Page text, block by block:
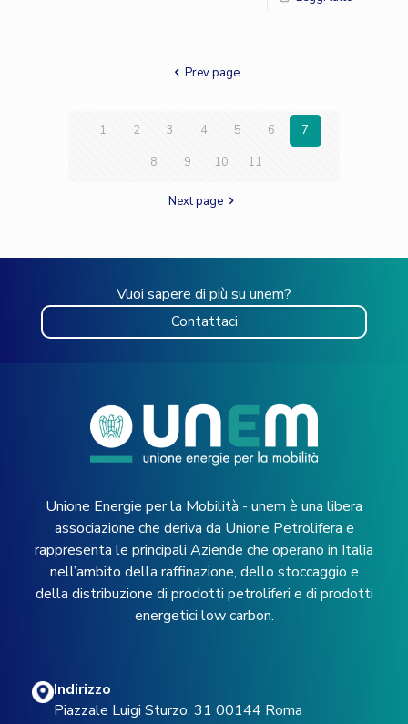
Prev page
1 2 3 4 5 6
7
8
9 10 11
Next page
Vuoi sapere di più su unem?
Contattaci
Unione Energie per la Mobilità - unem è una libera
associazione che deriva da Unione Petrolifera e
rappresenta le principali Aziende che operano in Italia
nell’ambito della raffinazione, dello stoccaggio e
della distribuzione di prodotti petroliferi e di prodotti
energetici low carbon.
Indirizzo
Piazzale Luigi Sturzo, 31 00144 Roma